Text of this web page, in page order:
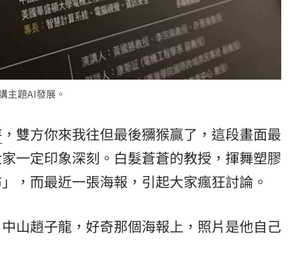
主題AI發展。
，雙方你來我往但最後獼猴贏了，這段畫面最
一定印象深刻。白髮蒼蒼的教授，揮舞塑膠
，而最近一張海報，引起大家瘋狂討論。
山趙子龍，好奇那個海報上，照片是他自己